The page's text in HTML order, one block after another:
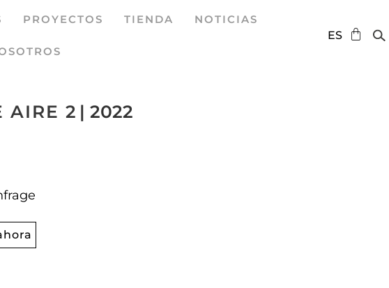
PROYECTOS TIENDA NOTICIAS
ES
EN
AIRE 2 | 2022